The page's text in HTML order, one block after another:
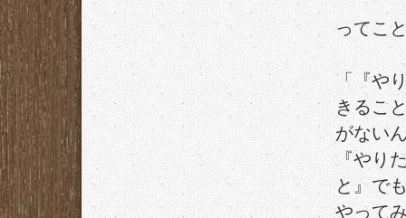
ってこ
「『や
きるこ
がない
『やり
と』で
やって